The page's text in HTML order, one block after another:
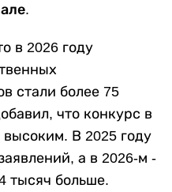
в 2026 году
стали более 75
что конкурс в
В 2025 году
а в 2026-м -
тысяч больше.